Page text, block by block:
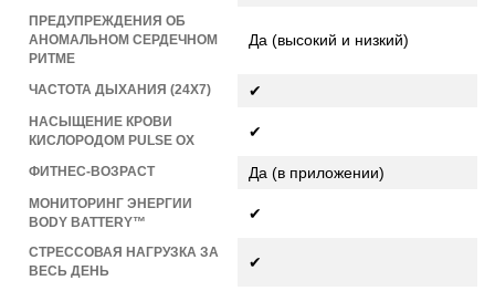
ПРЕДУПРЕЖДЕНИЯ ОБ
АНОМАЛЬНОМ СЕРДЕЧНОМ
РИТМЕ
Да (высокий и низкий)
ЧАСТОТА ДЫХАНИЯ (24X7) ✔
НАСЫЩЕНИЕ КРОВИ
КИСЛОРОДОМ PULSE OX
✔
ФИТНЕС-ВОЗРАСТ Да (в приложении)
МОНИТОРИНГ ЭНЕРГИИ
BODY BATTERY™
✔
СТРЕССОВАЯ НАГРУЗКА ЗА
ВЕСЬ ДЕНЬ
✔